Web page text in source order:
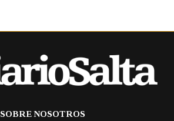
SOBRE NOSOTROS